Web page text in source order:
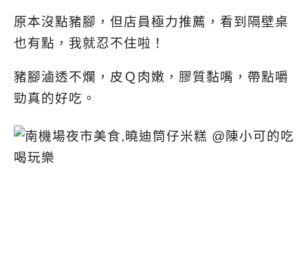
原本沒點豬腳，但店員極力推薦，看到隔壁桌
也有點，我就忍不住啦！
豬腳滷透不爛，皮Ｑ肉嫩，膠質黏嘴，帶點嚼
勁真的好吃。